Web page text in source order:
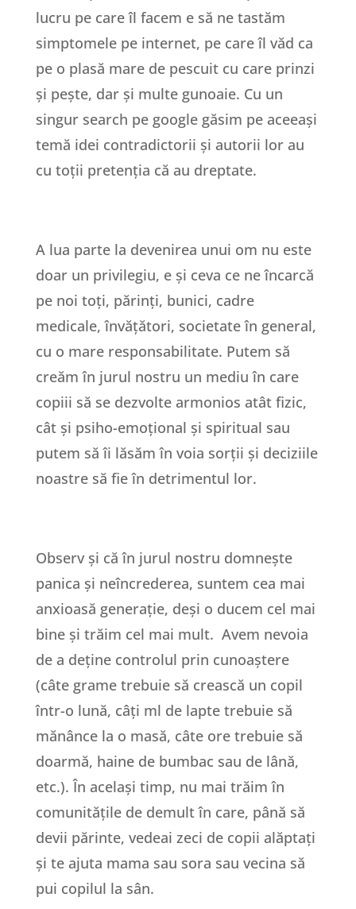
lucru pe care îl facem e să ne tastăm
simptomele pe internet, pe care îl văd ca
pe o plasă mare de pescuit cu care prinzi
și pește, dar și multe gunoaie. Cu un
singur search pe google găsim pe aceeași
temă idei contradictorii și autorii lor au
cu toții pretenția că au dreptate.
A lua parte la devenirea unui om nu este
doar un privilegiu, e și ceva ce ne încarcă
pe noi toți, părinți, bunici, cadre
medicale, învățători, societate în general,
cu o mare responsabilitate. Putem să
creăm în jurul nostru un mediu în care
copiii să se dezvolte armonios atât fizic,
cât și psiho-emoțional și spiritual sau
putem să îi lăsăm în voia sorții și deciziile
noastre să fie în detrimentul lor.
Observ și că în jurul nostru domnește
panica și neîncrederea, suntem cea mai
anxioasă generație, deși o ducem cel mai
bine și trăim cel mai mult. Avem nevoia
de a deține controlul prin cunoaștere
(câte grame trebuie să crească un copil
într-o lună, câți ml de lapte trebuie să
mănânce la o masă, câte ore trebuie să
doarmă, haine de bumbac sau de lână,
etc.). În același timp, nu mai trăim în
comunitățile de demult în care, până să
devii părinte, vedeai zeci de copii alăptați
și te ajuta mama sau sora sau vecina să
pui copilul la sân.